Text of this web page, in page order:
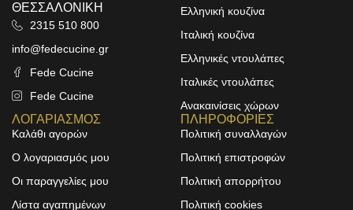
ΘΕΣΣΑΛΟΝΙΚΗ
2315 510 800
info@fedecucine.gr
Fede Cucine
Fede Cucine
Ελληνική κουζίνα
Ιταλική κουζίνα
Ελληνικές ντουλάπες
Ιταλικές ντουλάπες
Ανακαινίσεις χώρων
ΛΟΓΑΡΙΑΣΜΟΣ
Καλάθι αγορών
Ο λογαριασμός μου
Οι παραγγελίες μου
Λίστα αγαπημένων
ΠΛΗΡΟΦΟΡΙΕΣ
Πολιτική συναλλαγών
Πολιτική επιστροφών
Πολιτική απορρήτου
Πολιτική cookies